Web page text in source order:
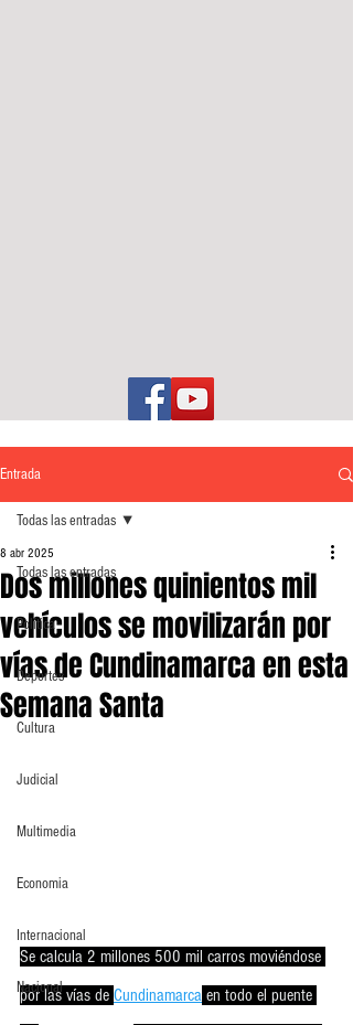
Entrada
Todas las entradas
Política
Deportes
Cultura
Judicial
Multimedia
Economia
Internacional
Nacional
Todas las entradas
Dos millones quinientos mil
vehículos se movilizarán por
vías de Cundinamarca en esta
Semana Santa
8 abr 2025
Se calcula 2 millones 500 mil carros moviéndose
por las vías de Cundinamarca en todo el puente